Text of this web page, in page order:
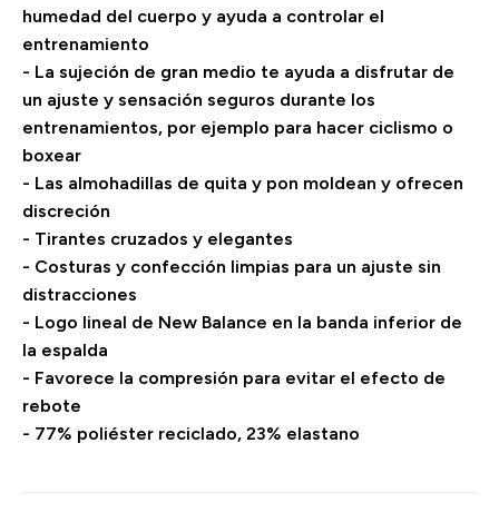
humedad del cuerpo y ayuda a controlar el
entrenamiento
- La sujeción de gran medio te ayuda a disfrutar de
un ajuste y sensación seguros durante los
entrenamientos, por ejemplo para hacer ciclismo o
boxear
- Las almohadillas de quita y pon moldean y ofrecen
discreción
- Tirantes cruzados y elegantes
- Costuras y confección limpias para un ajuste sin
distracciones
- Logo lineal de New Balance en la banda inferior de
la espalda
- Favorece la compresión para evitar el efecto de
rebote
- 77% poliéster reciclado, 23% elastano